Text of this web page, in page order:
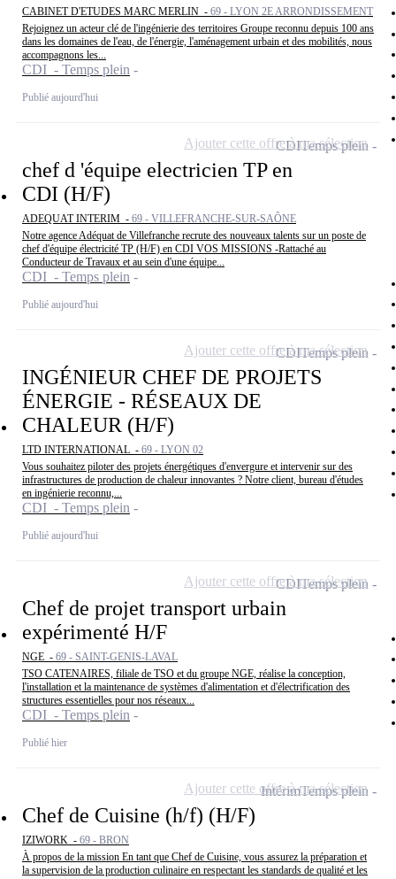
CABINET D'ETUDES MARC MERLIN - 69 - LYON 2E ARRONDISSEMENT
Rejoignez un acteur clé de l'ingénierie des territoires Groupe reconnu depuis 100 ans
dans les domaines de l'eau, de l'énergie, l'aménagement urbain et des mobilités, nous
accompagnons les...
CDI - Temps plein
Publié aujourd'hui
chef d 'équipe electricien TP en
CDI (H/F)
ADEQUAT INTERIM - 69 - VILLEFRANCHE-SUR-SAÔNE
Notre agence Adéquat de Villefranche recrute des nouveaux talents sur un poste de
chef d'équipe électricité TP (H/F) en CDI VOS MISSIONS -Rattaché au
Conducteur de Travaux et au sein d'une équipe...
CDI - Temps plein
Publié aujourd'hui
CDITemps plein
Ajouter cette offre à ma sélection
INGÉNIEUR CHEF DE PROJETS
ÉNERGIE - RÉSEAUX DE
CHALEUR (H/F)
LTD INTERNATIONAL - 69 - LYON 02
Vous souhaitez piloter des projets énergétiques d'envergure et intervenir sur des
infrastructures de production de chaleur innovantes ? Notre client, bureau d'études
en ingénierie reconnu,...
CDI - Temps plein
Publié aujourd'hui
CDITemps plein
Ajouter cette offre à ma sélection
Chef de projet transport urbain
expérimenté H/F
NGE - 69 - SAINT-GENIS-LAVAL
TSO CATENAIRES, filiale de TSO et du groupe NGE, réalise la conception,
l'installation et la maintenance de systèmes d'alimentation et d'électrification des
structures essentielles pour nos réseaux...
CDI - Temps plein
Publié hier
CDITemps plein
Ajouter cette offre à ma sélection
Chef de Cuisine (h/f) (H/F)
IZIWORK - 69 - BRON
À propos de la mission En tant que Chef de Cuisine, vous assurez la préparation et
la supervision de la production culinaire en respectant les standards de qualité et les
IntérimTemps plein
Ajouter cette offre à ma sélection